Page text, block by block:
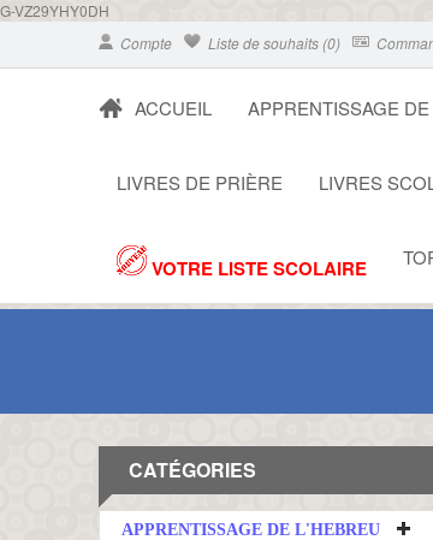
G-VZ29YHY0DH
Compte
Liste de souhaits (0)
ACCUEIL APPRENTISSAGE
LIVRES DE PRIÈRE LIVRES
VOTRE LISTE SCOLAIRE
CATÉGORIES
APPRENTISSAGE DE L'HEBREU